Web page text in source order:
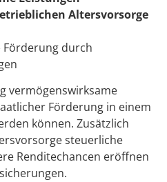
Altersvorsorge
Förderung durch
vermögenswirksame
Förderung in einem
können. Zusätzlich
steuerliche
Renditechancen eröffnen